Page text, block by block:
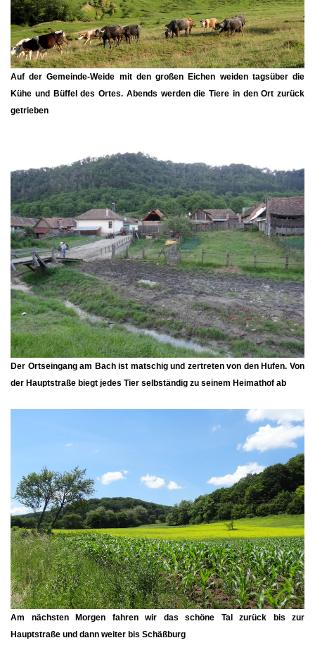
Auf der Gemeinde-Weide mit den großen Eichen weiden tagsüber die
Kühe und Büffel des Ortes. Abends werden die Tiere in den Ort zurück
getrieben
Der Ortseingang am Bach ist matschig und zertreten von den Hufen. Von
der Hauptstraße biegt jedes Tier selbständig zu seinem Heimathof ab
Am nächsten Morgen fahren wir das schöne Tal zurück bis zur
Hauptstraße und dann weiter bis Schäßburg